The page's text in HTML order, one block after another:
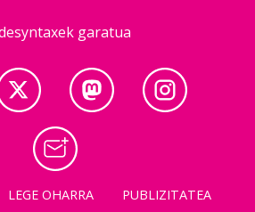
garatua
LEGE OHARRA PUBLIZITATEA